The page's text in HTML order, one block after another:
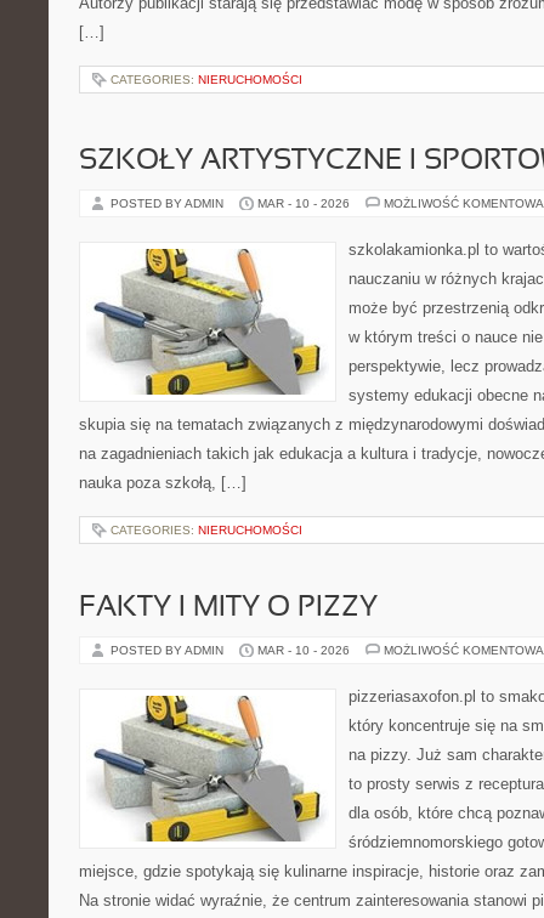
[…]
CATEGORIES: NIERUCHOMOŚCI
SZKOŁY ARTYSTYCZNE I
POSTED BY ADMIN MAR - 10 - 2026 MOŻLIWOŚĆ
szkolakamionka.pl to
nauczaniu w różnych
może być przestrzenią
w którym treści o nauce
perspektywie, lecz
systemy edukacji obecne
skupia się na tematach związanych z międzynarodowymi
na zagadnieniach takich jak edukacja a kultura i tradycje,
nauka poza szkołą, […]
CATEGORIES: NIERUCHOMOŚCI
FAKTY I MITY O PIZZY
POSTED BY ADMIN MAR - 10 - 2026 MOŻLIWOŚĆ
pizzeriasaxofon.pl to
który koncentruje się na
na pizzy. Już sam
to prosty serwis z
dla osób, które chcą
śródziemnomorskiego
miejsce, gdzie spotykają się kulinarne inspiracje, historie oraz
Na stronie widać wyraźnie, że centrum zainteresowania stanowi